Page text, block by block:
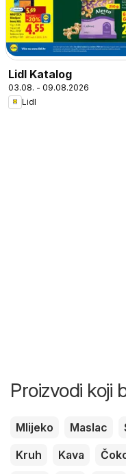
Lidl Katalog
03.08. - 09.08.2026
Lidl
Proizvodi koji
Mlijeko Maslac
Kruh
Kava